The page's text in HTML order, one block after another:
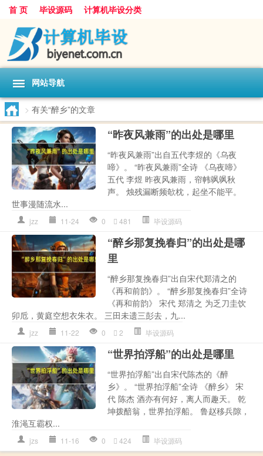
首 页 毕设源码 计算机毕设分类
网站导航
> 有关“醉乡”的文章
“昨夜风兼雨”的出处是哪里
“昨夜风兼雨”出自五代李煜的《乌夜
啼》。 “昨夜风兼雨”全诗 《乌夜啼》
五代 李煜 昨夜风兼雨，帘帏飒飒秋
声。 烛残漏断频欹枕，起坐不能平。
世事漫随流水...
jzz 11-24 0 481 毕设源码
“醉乡那复挽春归”的出处是哪
里
“醉乡那复挽春归”出自宋代郑清之的
《再和前韵》。 “醉乡那复挽春归”全诗
《再和前韵》 宋代 郑清之 为乏刀圭饮
卯卮，黄庭空想衣朱衣。 三田未遗三彭去，九...
jzz 11-22 0 2 毕设源码
“世界拍浮船”的出处是哪里
“世界拍浮船”出自宋代陈杰的《醉
乡》。 “世界拍浮船”全诗 《醉乡》 宋
代 陈杰 酒亦有何好，离人而趣天。 乾
坤拨醅翁，世界拍浮船。 鲁赵移兵隙，
淮渑互霸权...
jzs 11-16 0 424 毕设源码